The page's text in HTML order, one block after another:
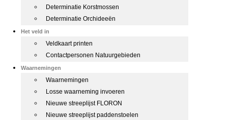
Determinatie Korstmossen
Determinatie Orchideeën
Het veld in
Veldkaart printen
Contactpersonen Natuurgebieden
Waarnemingen
Waarnemingen
Losse waarneming invoeren
Nieuwe streeplijst FLORON
Nieuwe streeplijst paddenstoelen